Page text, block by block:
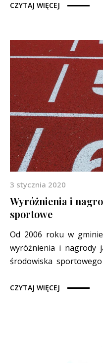
CZYTAJ WIĘCEJ
3 stycznia 2020
Wyróżnienia i
sportowe
Od 2006 roku w
wyróżnienia i nagrody
środowiska
CZYTAJ WIĘCEJ